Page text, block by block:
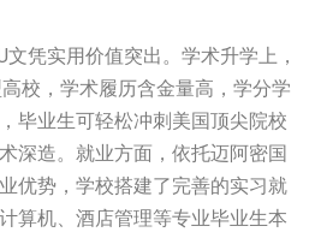
凭实用价值突出。学术升学上，
校，学术履历含金量高，学分学
毕业生可轻松冲刺美国顶尖院校
深造。就业方面，依托迈阿密国
优势，学校搭建了完善的实习就
算机、酒店管理等专业毕业生本